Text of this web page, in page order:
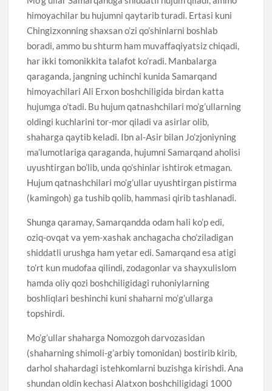
himoyachilar bu hujumni qaytarib turadi. Ertasi kuni
Chingizxonning shaxsan o’zi qo’shinlarni boshlab
boradi, ammo bu shturm ham muvaffaqiyatsiz chiqadi,
har ikki tomonikkita talafot ko’radi. Manbalarga
qaraganda, jangning uchinchi kunida Samarqand
himoyachilari Ali Erxon boshchiligida birdan katta
hujumga o’tadi. Bu hujum qatnashchilari mo’g’ullarning
oldingi kuchlarini tor-mor qiladi va asirlar olib,
shaharga qaytib keladi. Ibn al-Asir bilan Jo’zjoniyning
ma’lumotlariga qaraganda, hujumni Samarqand aholisi
uyushtirgan bo’lib, unda qo’shinlar ishtirok etmagan.
Hujum qatnashchilari mo’g’ullar uyushtirgan pistirma
(kamingoh) ga tushib qolib, hammasi qirib tashlanadi.
Shunga qaramay, Samarqandda odam hali ko’p edi,
oziq-ovqat va yem-xashak anchagacha cho’ziladigan
shiddatli urushga ham yetar edi. Samarqand esa atigi
to’rt kun mudofaa qilindi, zodagonlar va shayxulislom
hamda oliy qozi boshchiligidagi ruhoniylarning
boshliqlari beshinchi kuni shaharni mo’g’ullarga
topshirdi.
Mo’g’ullar shaharga Nomozgoh darvozasidan
(shaharning shimoli-g’arbiy tomonidan) bostirib kirib,
darhol shahardagi istehkomlarni buzishga kirishdi. Ana
shundan oldin kechasi Alatxon boshchiligidagi 1000